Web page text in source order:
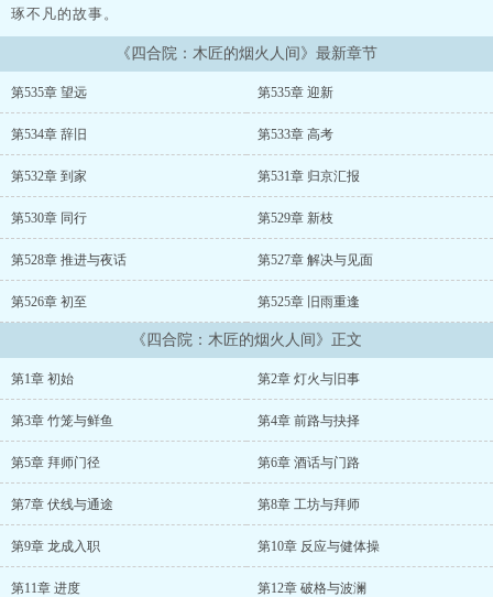
琢不凡的故事。
《四合院：木匠的烟火人间》最新章节
第535章 望远 第535章 迎新
第534章 辞旧 第533章 高考
第532章 到家 第531章 归京汇报
第530章 同行 第529章 新枝
第528章 推进与夜话 第527章 解决与见面
第526章 初至 第525章 旧雨重逢
《四合院：木匠的烟火人间》正文
第1章 初始 第2章 灯火与旧事
第3章 竹笼与鲜鱼 第4章 前路与抉择
第5章 拜师门径 第6章 酒话与门路
第7章 伏线与通途 第8章 工坊与拜师
第9章 龙成入职 第10章 反应与健体操
第11章 进度 第12章 破格与波澜